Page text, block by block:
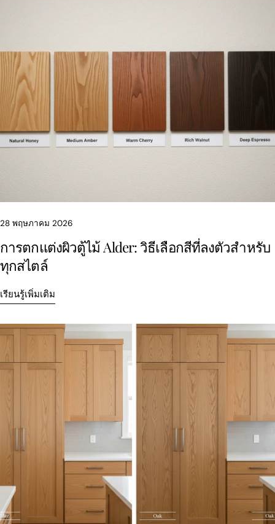
28 พฤษภาคม 2026
การตกแต่งผิวตู้ไม้ Alder: วิธีเลือกสีที่ลงตัวสำหรับ
ทุกสไตล์
เรียนรู้เพิ่มเติม